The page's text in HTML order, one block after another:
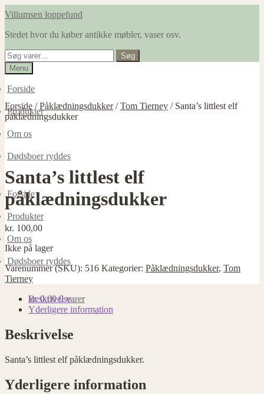
Spring
navigation
Spring
indhold
Villumsen loppefund
Stedet hvor du køber antikke møbler, vaser osv.
Søg
efter:
Søg
Menu
Forside
Produkter
Om os
Dødsboer ryddes
Forside
Produkter
Om os
Dødsboer ryddes
kr.0,00 0 varer
Forside /Påklædningsdukker/Tom Tierney / Santa’s littlest elf
påklædningsdukker
Santa’s littlest elf
påklædningsdukker
kr. 100,00
Ikke på lager
Varenummer (SKU): 516 Kategorier: Påklædningsdukker, Tom
Tierney
Beskrivelse
Yderligere information
Beskrivelse
Santa’s littlest elf påklædningsdukker.
Yderligere information